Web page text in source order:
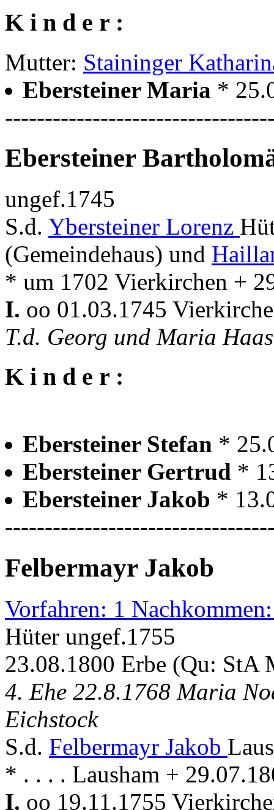
K i n d e r :
Mutter: Staininger
Ebersteiner Maria *
Ebersteiner
ungef.1745
S.d. Ybersteiner Lorenz
(Gemeindehaus) und
* um 1702 Vierkirchen +
I. oo 01.03.1745
T.d. Georg und Maria
K i n d e r :
Ebersteiner Stefan *
Ebersteiner Gertrud *
Ebersteiner Jakob *
Felbermayr Jakob
Vorfahren: 1
Hüter ungef.1755
23.08.1800 Erbe (Qu: StA
4. Ehe 22.8.1768 Maria
Eichstock
S.d. Felbermayr Jakob
* . . . . Lausham +
I. oo 19.11.1755